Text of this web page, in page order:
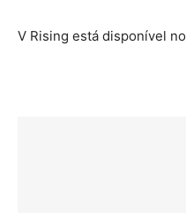
V Rising está disponível no